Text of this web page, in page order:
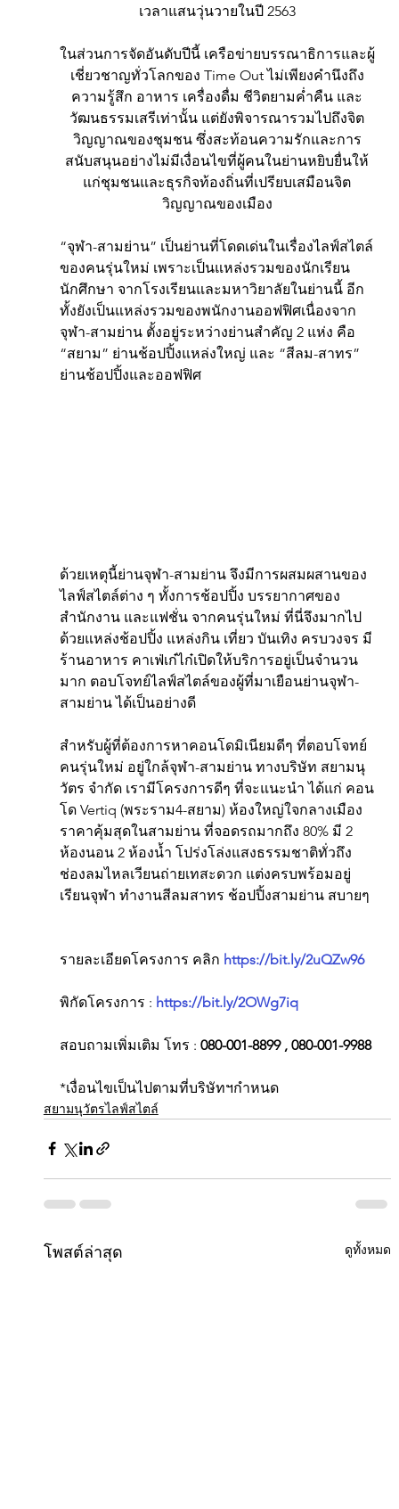
เวลาแสนวุ่นวายในปี 2563
ในส่วนการจัดอันดับปีนี้ เครือข่ายบรรณาธิการและผู้
เชี่ยวชาญทั่วโลกของ Time Out ไม่เพียงคำนึงถึง
ความรู้สึก อาหาร เครื่องดื่ม ชีวิตยามค่ำคืน และ
วัฒนธรรมเสรีเท่านั้น แต่ยังพิจารณารวมไปถึงจิต
วิญญาณของชุมชน ซึ่งสะท้อนความรักและการ
สนับสนุนอย่างไม่มีเงื่อนไขที่ผู้คนในย่านหยิบยื่นให้
แก่ชุมชนและธุรกิจท้องถิ่นที่เปรียบเสมือนจิต
วิญญาณของเมือง
“จุฬา-สามย่าน” เป็นย่านที่โดดเด่นในเรื่องไลฟ์สไตล์
ของคนรุ่นใหม่ เพราะเป็นแหล่งรวมของนักเรียน
นักศึกษา จากโรงเรียนและมหาวิยาลัยในย่านนี้ อีก
ทั้งยังเป็นแหล่งรวมของพนักงานออฟฟิศเนื่องจาก
จุฬา-สามย่าน ตั้งอยู่ระหว่างย่านสำคัญ 2 แห่ง คือ
“สยาม” ย่านช้อปปิ้งแหล่งใหญ่ และ “สีลม-สาทร”
ย่านช้อปปิ้งและออฟฟิศ
ด้วยเหตุนี้ย่านจุฬา-สามย่าน จึงมีการผสมผสานของ
ไลฟ์สไตล์ต่าง ๆ ทั้งการช้อปปิ้ง บรรยากาศของ
สำนักงาน และแฟชั่น จากคนรุ่นใหม่ ที่นี่จึงมากไป
ด้วยแหล่งช้อปปิ้ง แหล่งกิน เที่ยว บันเทิง ครบวงจร มี
ร้านอาหาร คาเฟ่เก๋ไก๋เปิดให้บริการอยู่เป็นจำนวน
มาก ตอบโจทย์ไลฟ์สไตล์ของผู้ที่มาเยือนย่านจุฬา-
สามย่าน ได้เป็นอย่างดี
สำหรับผู้ที่ต้องการหาคอนโดมิเนียมดีๆ ที่ตอบโจทย์
คนรุ่นใหม่ อยู่ใกล้จุฬา-สามย่าน ทางบริษัท สยามนุ
วัตร จำกัด เรามีโครงการดีๆ ที่จะแนะนำ ได้แก่ คอน
โด Vertiq (พระราม4-สยาม) ห้องใหญ่ใจกลางเมือง
ราคาคุ้มสุดในสามย่าน ที่จอดรถมากถึง 80% มี 2
ห้องนอน 2 ห้องนํ้า โปร่งโล่งแสงธรรมชาติทั่วถึง
ช่องลมไหลเวียนถ่ายเทสะดวก แต่งครบพร้อมอยู่
เรียนจุฬา ทำงานสีลมสาทร ช้อปปิ้งสามย่าน สบายๆ
รายละเอียดโครงการ คลิก https://bit.ly/2uQZw96
พิกัดโครงการ : https://bit.ly/2OWg7iq
สอบถามเพิ่มเติม โทร : 080-001-8899 , 080-001-9988
*เงื่อนไขเป็นไปตามที่บริษัทฯกำหนด
สยามนุวัตรไลฟ์สไตล์
โพสต์ล่าสุด ดูทั้งหมด